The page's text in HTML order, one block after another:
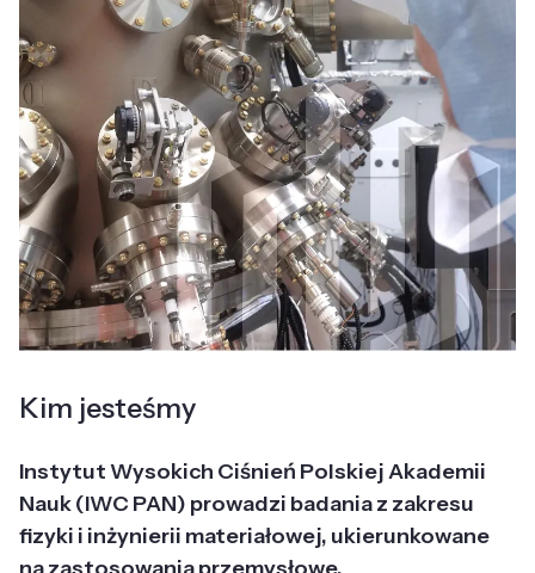
Kim jesteśmy
Instytut Wysokich Ciśnień Polskiej Akademii
Nauk (IWC PAN) prowadzi badania z zakresu
fizyki i inżynierii materiałowej, ukierunkowane